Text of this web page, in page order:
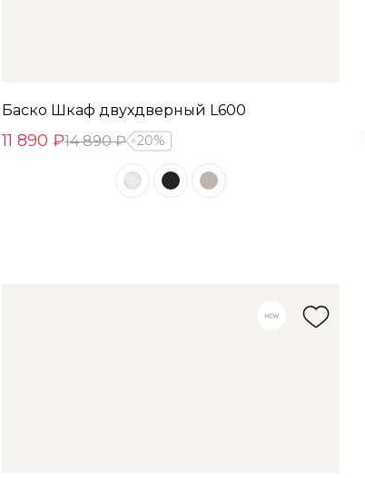
Баско Шкаф двухдверный L600
11 890 ₽14 890 ₽ 20%